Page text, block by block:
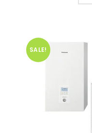
SALE!